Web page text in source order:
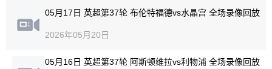
05月17日 英超第37轮 布伦特福德vs水晶宫 全场录像回放
2026年05月20日
05月16日 英超第37轮 阿斯顿维拉vs利物浦 全场录像回放